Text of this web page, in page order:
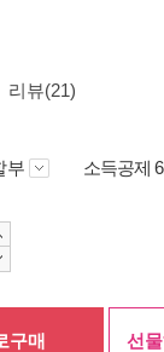
리뷰(21)
부 소득공제
구매 선